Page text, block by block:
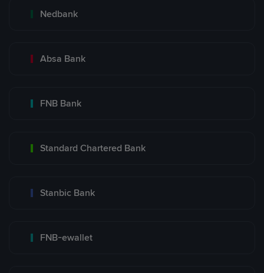
Nedbank
Absa Bank
FNB Bank
Standard Chartered Bank
Stanbic Bank
FNB-ewallet